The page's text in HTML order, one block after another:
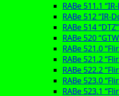
RABe 511.1
RABe 512 “IR-
RABe 514 “DTZ”
RABe 520
RABe 521.0
RABe 521.2
RABe 522.2
RABe 523.0
RABe 523.1